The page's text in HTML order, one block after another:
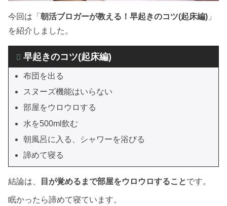
今回は「 朝活ブロガーが教える！早起きのコツ(起床編) 」
を紹介しました。
早起きのコツ(起床編)
布団を出る
スヌーズ機能はいらない
部屋をウロウロする
水を500ml飲む
朝風呂に入る、シャワーを浴びる
諦めて寝る
結論は、 目が覚めるまで部屋をウロウロすることです。
眠かったら諦めて寝ています。